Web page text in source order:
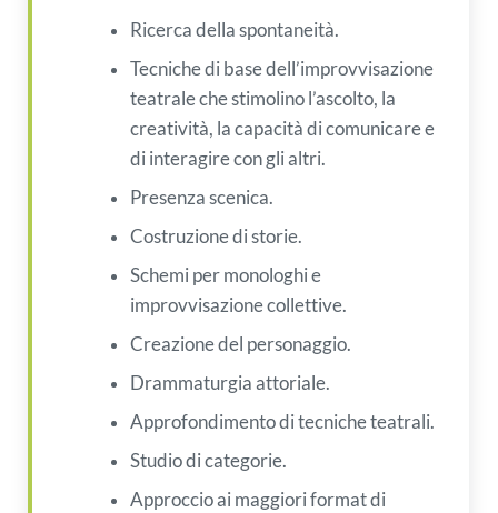
Ricerca della spontaneità.
Tecniche di base dell’improvvisazione
teatrale che stimolino l’ascolto, la
creatività, la capacità di comunicare e
di interagire con gli altri.
Presenza scenica.
Costruzione di storie.
Schemi per monologhi e
improvvisazione collettive.
Creazione del personaggio.
Drammaturgia attoriale.
Approfondimento di tecniche teatrali.
Studio di categorie.
Approccio ai maggiori format di